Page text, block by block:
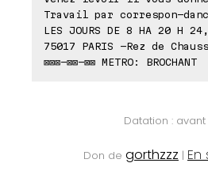
Travail par correspon-
LES JOURS DE 8 HA 20 H
75017 PARIS -Rez de
⊠⊠⊠-⊠⊠-⊠⊠ METRO: BROCHANT
Datation : avant
Don de gorthzzz | En